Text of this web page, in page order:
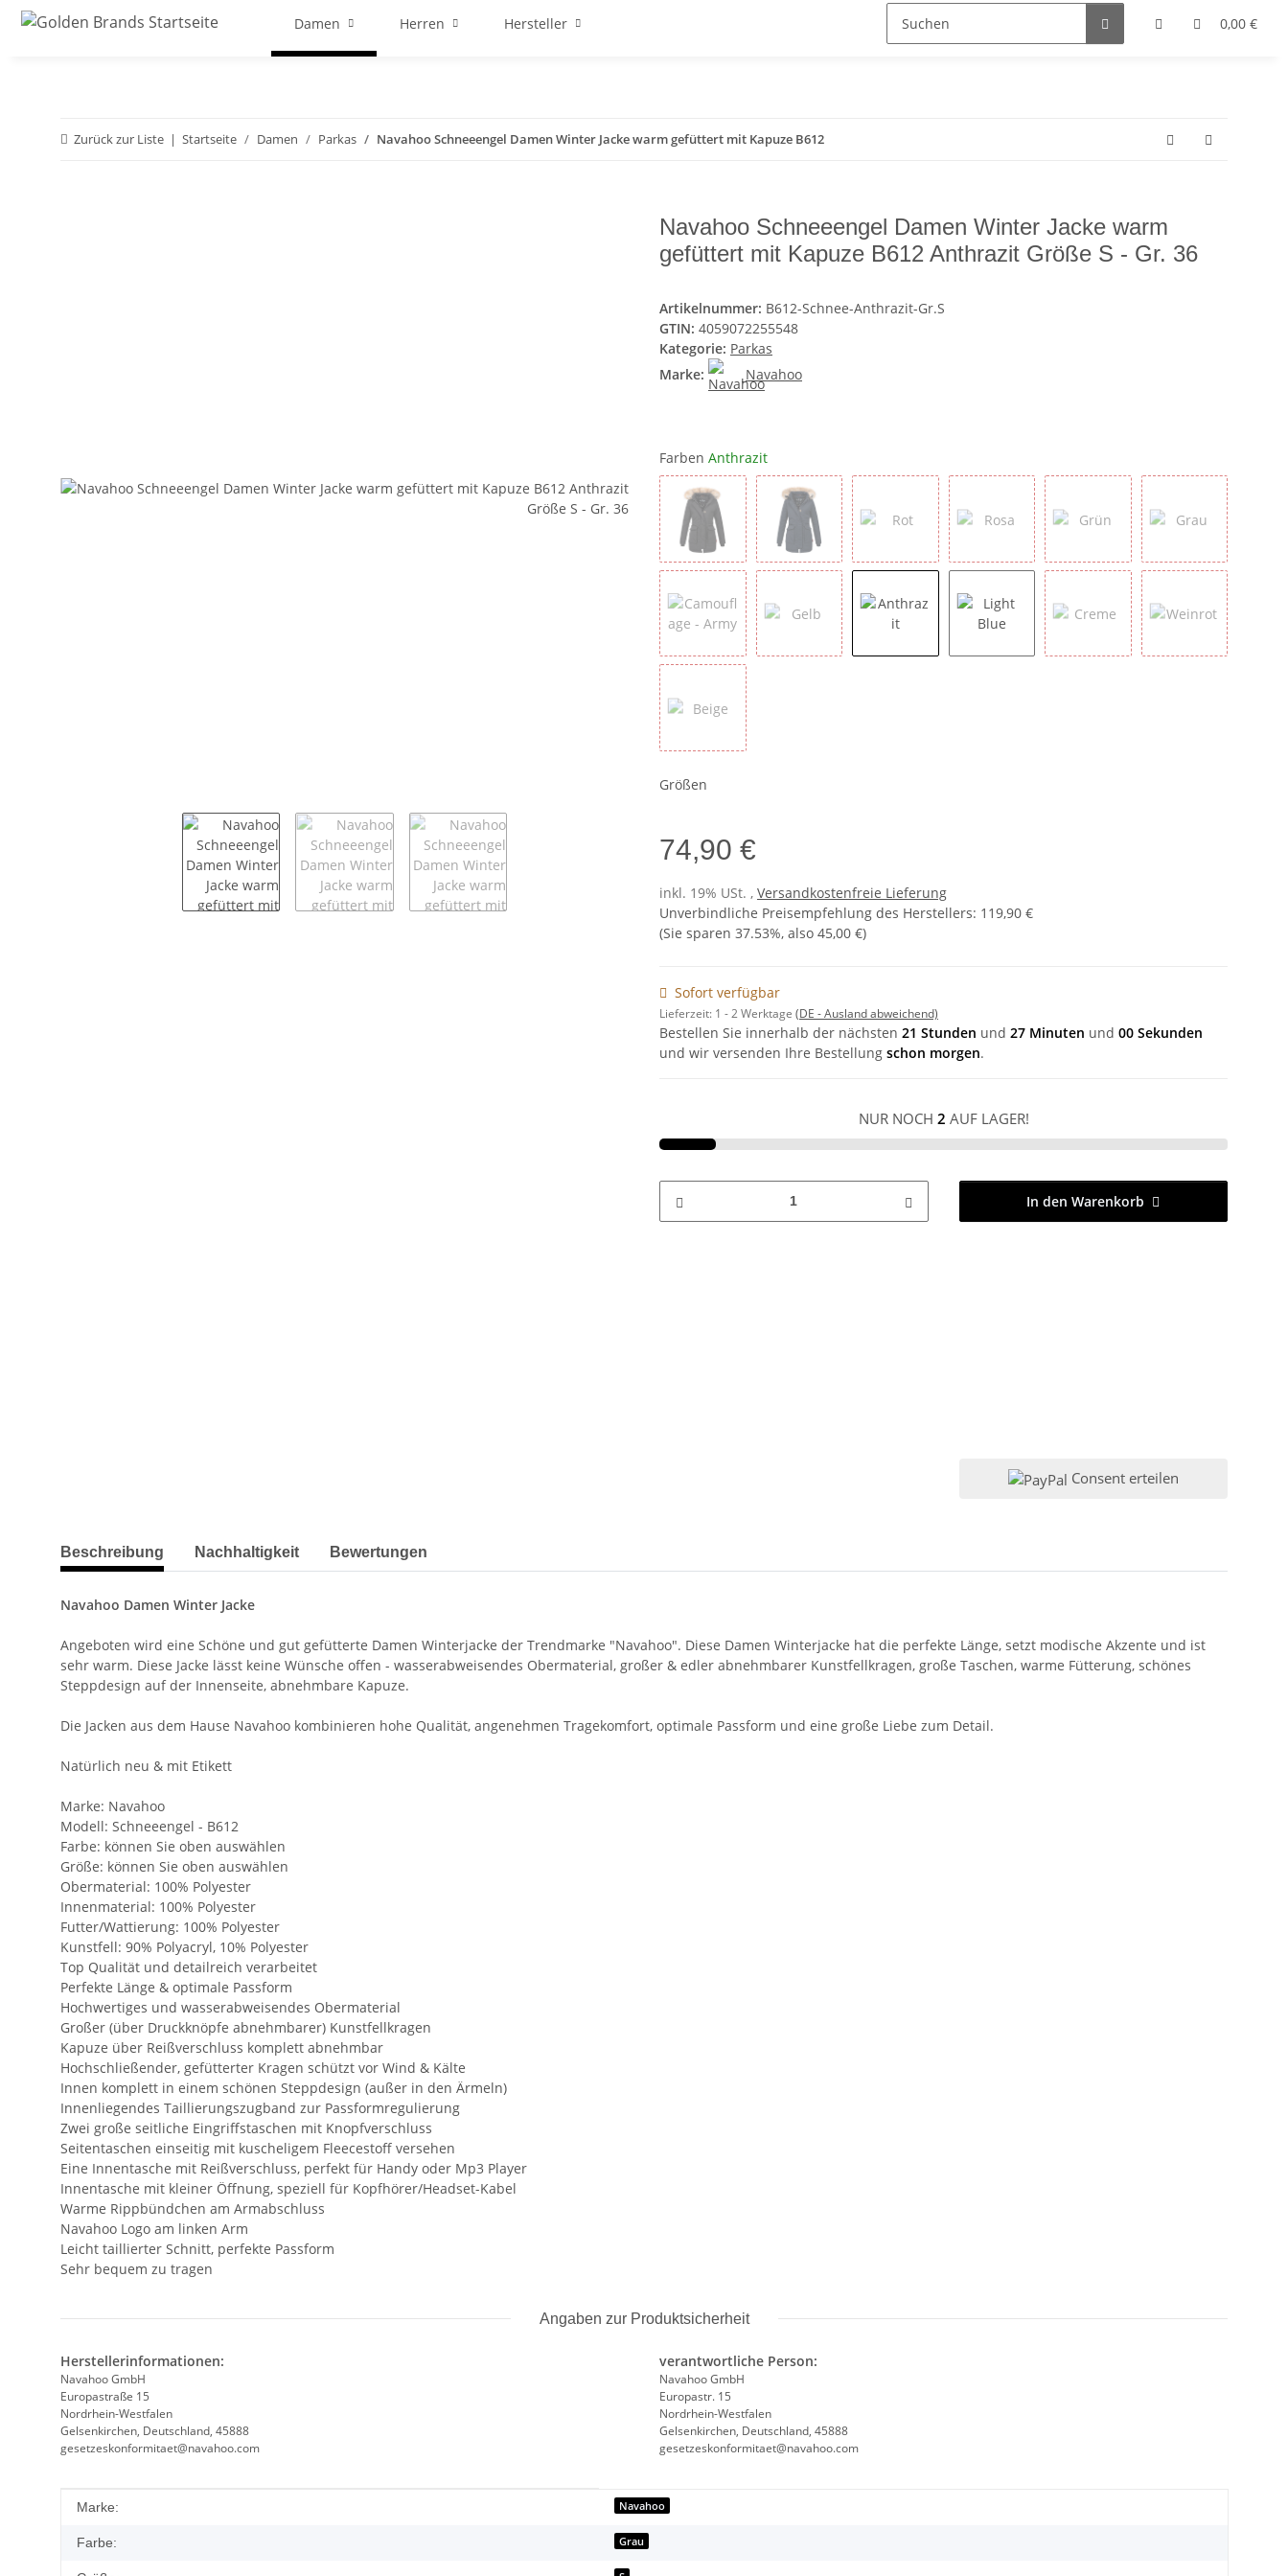
0,00 €
Damen Herren Hersteller
Zurück zur Liste Startseite Damen Parkas Navahoo Schneeengel Damen Winter Jacke warm gefüttert mit Kapuze B612
Navahoo Schneeengel Damen Winter Jacke warm
gefüttert mit Kapuze B612 Anthrazit Größe S - Gr. 36
Artikelnummer: B612-Schnee-Anthrazit-Gr.S
GTIN: 4059072255548
Kategorie: Parkas
Marke:
Navahoo
Farben Anthrazit
Schwarz Navy Rot Rosa Grün Grau
Camouflage - Army
Größen
74,90 €
inkl. 19% USt. , Versandkostenfreie Lieferung
Unverbindliche Preisempfehlung des Herstellers: 119,90 €
(Sie sparen 37.53%, also 45,00 €)
Sofort verfügbar
Lieferzeit: 1 - 2 Werktage (DE - Ausland abweichend)
Bestellen Sie innerhalb der nächsten 21 Stunden und 27 Minuten und 00 Sekunden
und wir versenden Ihre Bestellung schon morgen.
NUR NOCH 2 AUF LAGER!
In den Warenkorb
Consent erteilen
weitere Registerkarten anzeigen
Beschreibung Nachhaltigkeit Bewertungen
Navahoo Damen Winter Jacke
Angeboten wird eine Schöne und gut gefütterte Damen Winterjacke der Trendmarke "Navahoo". Diese Damen Winterjacke hat die perfekte Länge, setzt modische Akzente und ist
sehr warm. Diese Jacke lässt keine Wünsche offen - wasserabweisendes Obermaterial, großer & edler abnehmbarer Kunstfellkragen, große Taschen, warme Fütterung, schönes
Steppdesign auf der Innenseite, abnehmbare Kapuze.
Die Jacken aus dem Hause Navahoo kombinieren hohe Qualität, angenehmen Tragekomfort, optimale Passform und eine große Liebe zum Detail.
Natürlich neu & mit Etikett
Marke: Navahoo
Modell: Schneeengel - B612
Farbe: können Sie oben auswählen
Größe: können Sie oben auswählen
Obermaterial: 100% Polyester
Innenmaterial: 100% Polyester
Futter/Wattierung: 100% Polyester
Kunstfell: 90% Polyacryl, 10% Polyester
Top Qualität und detailreich verarbeitet
Perfekte Länge & optimale Passform
Hochwertiges und wasserabweisendes Obermaterial
Großer (über Druckknöpfe abnehmbarer) Kunstfellkragen
Kapuze über Reißverschluss komplett abnehmbar
Hochschließender, gefütterter Kragen schützt vor Wind & Kälte
Innen komplett in einem schönen Steppdesign (außer in den Ärmeln)
Innenliegendes Taillierungszugband zur Passformregulierung
Zwei große seitliche Eingriffstaschen mit Knopfverschluss
Seitentaschen einseitig mit kuscheligem Fleecestoff versehen
Eine Innentasche mit Reißverschluss, perfekt für Handy oder Mp3 Player
Innentasche mit kleiner Öffnung, speziell für Kopfhörer/Headset-Kabel
Warme Rippbündchen am Armabschluss
Navahoo Logo am linken Arm
Leicht taillierter Schnitt, perfekte Passform
Sehr bequem zu tragen
Angaben zur Produktsicherheit
Herstellerinformationen:
Navahoo GmbH
Europastraße 15
Nordrhein-Westfalen
Gelsenkirchen, Deutschland, 45888
gesetzeskonformitaet@navahoo.com
verantwortliche Person:
Navahoo GmbH
Europastr. 15
Nordrhein-Westfalen
Gelsenkirchen, Deutschland, 45888
gesetzeskonformitaet@navahoo.com
Produkteigenschaft
Wert
Marke: Navahoo
Farbe: Grau